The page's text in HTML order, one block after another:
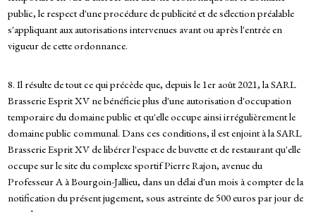
public, le respect d'une procédure de publicité et de sélection préalable
s'appliquant aux autorisations intervenues avant ou après l'entrée en
vigueur de cette ordonnance.
8. Il résulte de tout ce qui précède que, depuis le 1er août 2021, la SARL
Brasserie Esprit XV ne bénéficie plus d'une autorisation d'occupation
temporaire du domaine public et qu'elle occupe ainsi irrégulièrement le
domaine public communal. Dans ces conditions, il est enjoint à la SARL
Brasserie Esprit XV de libérer l'espace de buvette et de restaurant qu'elle
occupe sur le site du complexe sportif Pierre Rajon, avenue du
Professeur A à Bourgoin-Jallieu, dans un délai d'un mois à compter de la
notification du présent jugement, sous astreinte de 500 euros par jour de